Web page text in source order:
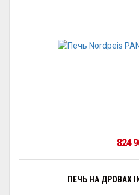
824
ПЕЧЬ НА ДРОВАХ